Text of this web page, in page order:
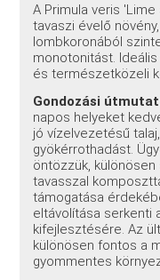
A Primula veris
tavaszi évelő
lombkoronából
monotonitást.
és természetközeli
Gondozási
napos helyeket
jó vízelvezetésű
gyökérrothadást.
öntözzük,
tavasszal
támogatása
eltávolítása serkenti
kifejlesztésére. Az
különösen fontos a
gyommentes